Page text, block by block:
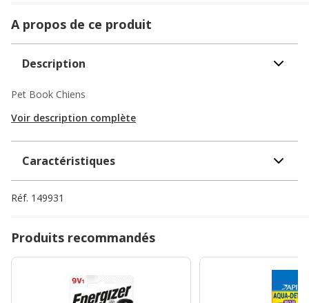
A propos de ce produit
Description
Pet Book Chiens
Voir description complète
Caractéristiques
Réf. 149931
Produits recommandés